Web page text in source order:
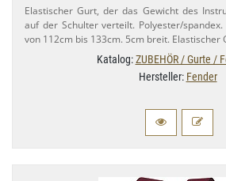
Elastischer Gurt, der das Gewicht des
auf der Schulter verteilt. Polyester/​
von 112cm bis 133cm. 5cm breit. Elastischer
Katalog:ZUBEHÖR / Gurte /
Hersteller: Fender